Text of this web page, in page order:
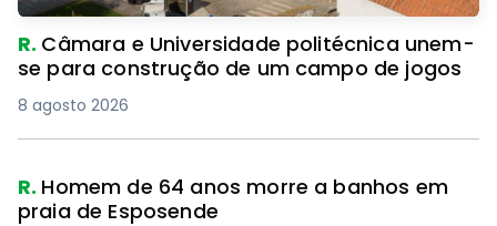
R. Câmara e Universidade politécnica unem-
se para construção de um campo de jogos
8 agosto 2026
R. Homem de 64 anos morre a banhos em
praia de Esposende